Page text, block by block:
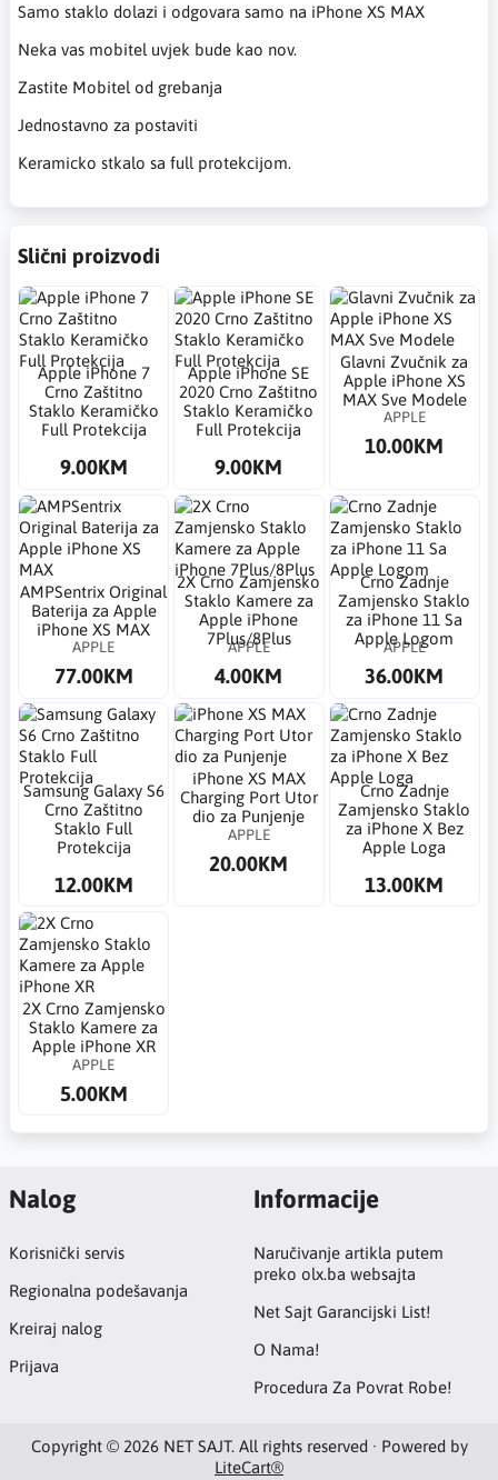
Samo staklo dolazi i odgovara samo na iPhone XS MAX
Neka vas mobitel uvjek bude kao nov.
Zastite Mobitel od grebanja
Jednostavno za postaviti
Keramicko stkalo sa full protekcijom.
Slični proizvodi
Apple iPhone 7
Crno Zaštitno
Staklo Keramičko
Full Protekcija
9.00KM
Apple iPhone SE
2020 Crno Zaštitno
Staklo Keramičko
Full Protekcija
9.00KM
Glavni Zvučnik za
Apple iPhone XS
MAX Sve Modele
APPLE
10.00KM
AMPSentrix Original
Baterija za Apple
iPhone XS MAX
APPLE
77.00KM
2X Crno Zamjensko
Staklo Kamere za
Apple iPhone
7Plus/8Plus
APPLE
4.00KM
Crno Zadnje
Zamjensko Staklo
za iPhone 11 Sa
Apple Logom
APPLE
36.00KM
Samsung Galaxy S6
Crno Zaštitno
Staklo Full
Protekcija
12.00KM
iPhone XS MAX
Charging Port Utor
dio za Punjenje
APPLE
20.00KM
Crno Zadnje
Zamjensko Staklo
za iPhone X Bez
Apple Loga
13.00KM
2X Crno Zamjensko
Staklo Kamere za
Apple iPhone XR
APPLE
5.00KM
Nalog
Korisnički servis
Regionalna podešavanja
Kreiraj nalog
Prijava
Informacije
Naručivanje artikla putem
preko olx.ba websajta
Net Sajt Garancijski List!
O Nama!
Procedura Za Povrat Robe!
Copyright © 2026 NET SAJT. All rights reserved · Powered by
LiteCart®